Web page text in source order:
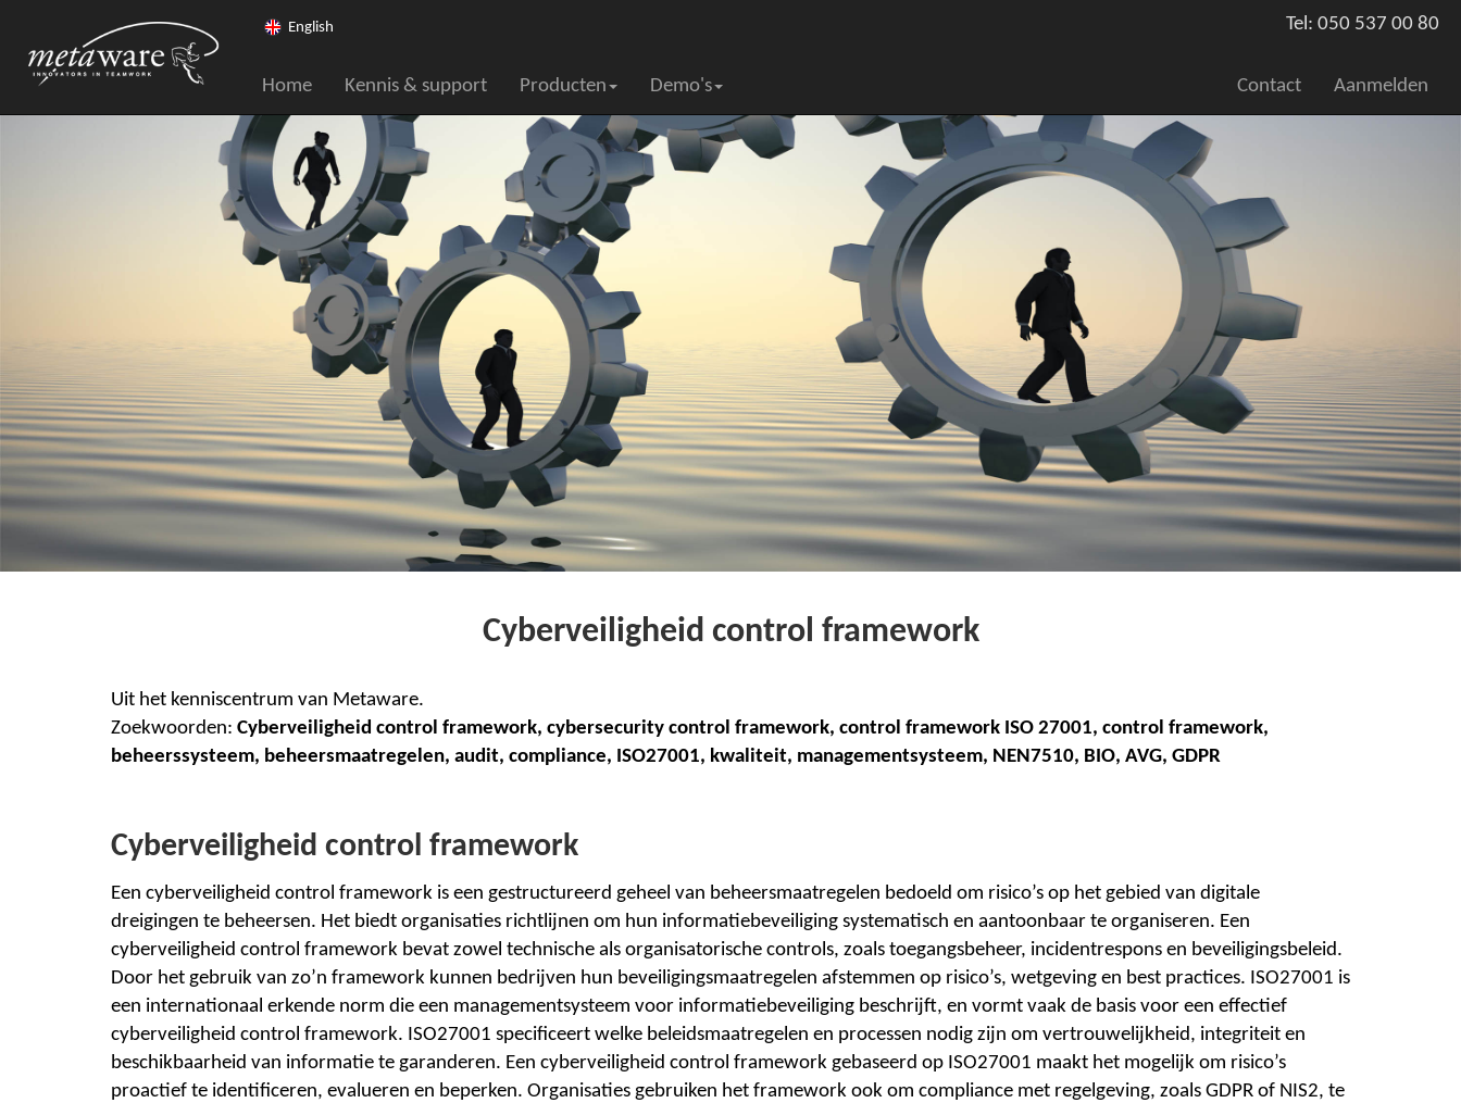
English Tel: 050 537 00 80
Home Kennis & support Producten Demo's Contact Aanmelden
Cyberveiligheid control framework
Uit het kenniscentrum van Metaware.
Zoekwoorden: Cyberveiligheid control framework, cybersecurity control framework, control framework ISO 27001, control framework,
beheerssysteem, beheersmaatregelen, audit, compliance, ISO27001, kwaliteit, managementsysteem, NEN7510, BIO, AVG, GDPR
Cyberveiligheid control framework
Een cyberveiligheid control framework is een gestructureerd geheel van beheersmaatregelen bedoeld om risico’s op het gebied van digitale
dreigingen te beheersen. Het biedt organisaties richtlijnen om hun informatiebeveiliging systematisch en aantoonbaar te organiseren. Een
cyberveiligheid control framework bevat zowel technische als organisatorische controls, zoals toegangsbeheer, incidentrespons en beveiligingsbeleid.
Door het gebruik van zo’n framework kunnen bedrijven hun beveiligingsmaatregelen afstemmen op risico’s, wetgeving en best practices. ISO27001 is
een internationaal erkende norm die een managementsysteem voor informatiebeveiliging beschrijft, en vormt vaak de basis voor een effectief
cyberveiligheid control framework. ISO27001 specificeert welke beleidsmaatregelen en processen nodig zijn om vertrouwelijkheid, integriteit en
beschikbaarheid van informatie te garanderen. Een cyberveiligheid control framework gebaseerd op ISO27001 maakt het mogelijk om risico’s
proactief te identificeren, evalueren en beperken. Organisaties gebruiken het framework ook om compliance met regelgeving, zoals GDPR of NIS2, te